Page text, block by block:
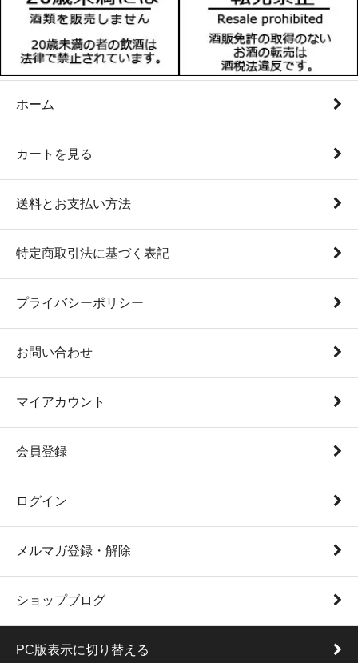
ホーム
カートを見る
送料とお支払い方法
特定商取引法に基づく表記
プライバシーポリシー
お問い合わせ
マイアカウント
会員登録
ログイン
メルマガ登録・解除
ショップブログ
PC版表示に切り替える